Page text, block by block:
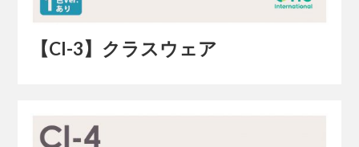
【Cl-3】クラスウェア